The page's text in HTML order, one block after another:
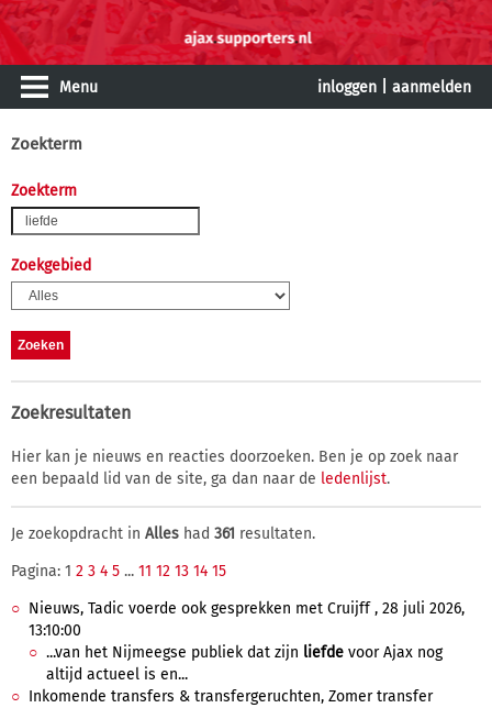
Menu inloggen aanmelden
Zoekterm
Zoekterm
Zoekgebied
Zoekresultaten
Hier kan je nieuws en reacties doorzoeken. Ben je op zoek naar
een bepaald lid van de site, ga dan naar de ledenlijst.
Je zoekopdracht in Alles had 361 resultaten.
Pagina: 1 2 3 4 5 ... 11 12 13 14 15
Nieuws, Tadic voerde ook gesprekken met Cruijff , 28 juli 2026,
13:10:00
...van het Nijmeegse publiek dat zijn liefde voor Ajax nog
altijd actueel is en...
Inkomende transfers & transfergeruchten, Zomer transfer